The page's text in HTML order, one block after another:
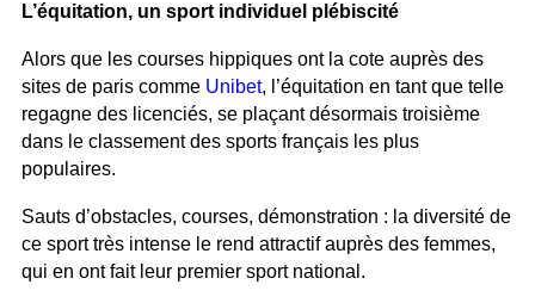
L’équitation, un sport individuel plébiscité
Alors que les courses hippiques ont la cote auprès des
sites de paris comme Unibet, l’équitation en tant que telle
regagne des licenciés, se plaçant désormais troisième
dans le classement des sports français les plus
populaires.
Sauts d’obstacles, courses, démonstration : la diversité de
ce sport très intense le rend attractif auprès des femmes,
qui en ont fait leur premier sport national.